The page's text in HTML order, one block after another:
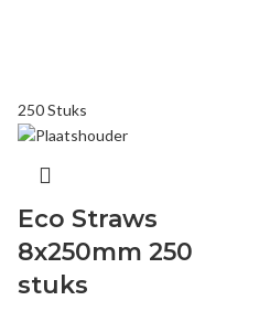
250 Stuks
Eco Straws
8x250mm 250
stuks